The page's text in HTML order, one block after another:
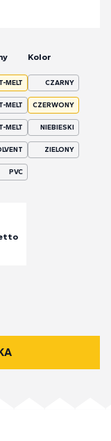
MELT
MELT
MELT
PVC
Kolor
CZARNY
CZERWONY
NIEBIESKI
ZIELONY